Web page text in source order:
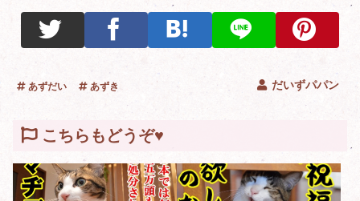
だいずパパン
あずだい あずき
こちらもどうぞ♥